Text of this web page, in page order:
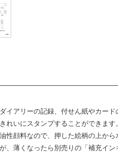
イアリーの記録、付せん紙やカー
れいにスタンプすることができます。
性顔料なので、押した絵柄の上か
、薄くなったら別売りの「補充イン